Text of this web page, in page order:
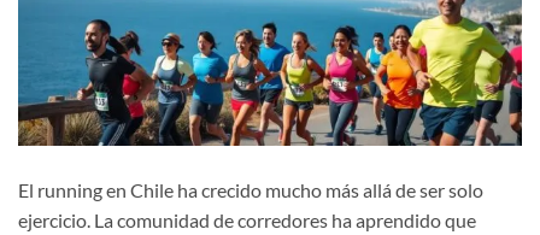
El running en Chile ha crecido mucho más allá de ser solo
ejercicio. La comunidad de corredores ha aprendido que